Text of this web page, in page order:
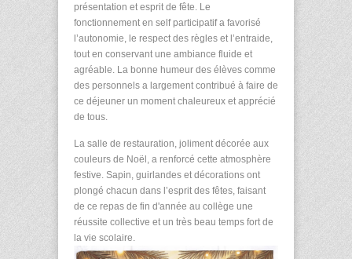
présentation et esprit de fête. Le
fonctionnement en self participatif a favorisé
l’autonomie, le respect des règles et l’entraide,
tout en conservant une ambiance fluide et
agréable. La bonne humeur des élèves comme
des personnels a largement contribué à faire de
ce déjeuner un moment chaleureux et apprécié
de tous.
La salle de restauration, joliment décorée aux
couleurs de Noël, a renforcé cette atmosphère
festive. Sapin, guirlandes et décorations ont
plongé chacun dans l’esprit des fêtes, faisant
de ce repas de fin d'année au collège une
réussite collective et un très beau temps fort de
la vie scolaire.